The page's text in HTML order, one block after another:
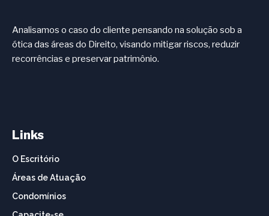
Analisamos o caso do cliente pensando na solução sob a
ótica das áreas do Direito, visando mitigar riscos, reduzir
recorrências e preservar patrimônio.
Links
O Escritório
Áreas de Atuação
Condomínios